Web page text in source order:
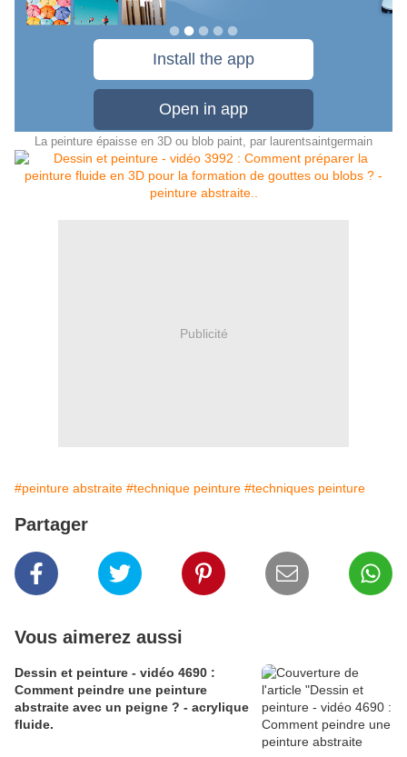
La peinture épaisse en 3D ou blob paint, par laurentsaintgermain
Publicité
#peinture abstraite #technique peinture #techniques peinture
Partager
Vous aimerez aussi
Dessin et peinture - vidéo 4690 :
Comment peindre une peinture
abstraite avec un peigne ? - acrylique
fluide.